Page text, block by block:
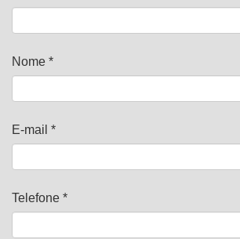
Nome *
E-mail *
Telefone *